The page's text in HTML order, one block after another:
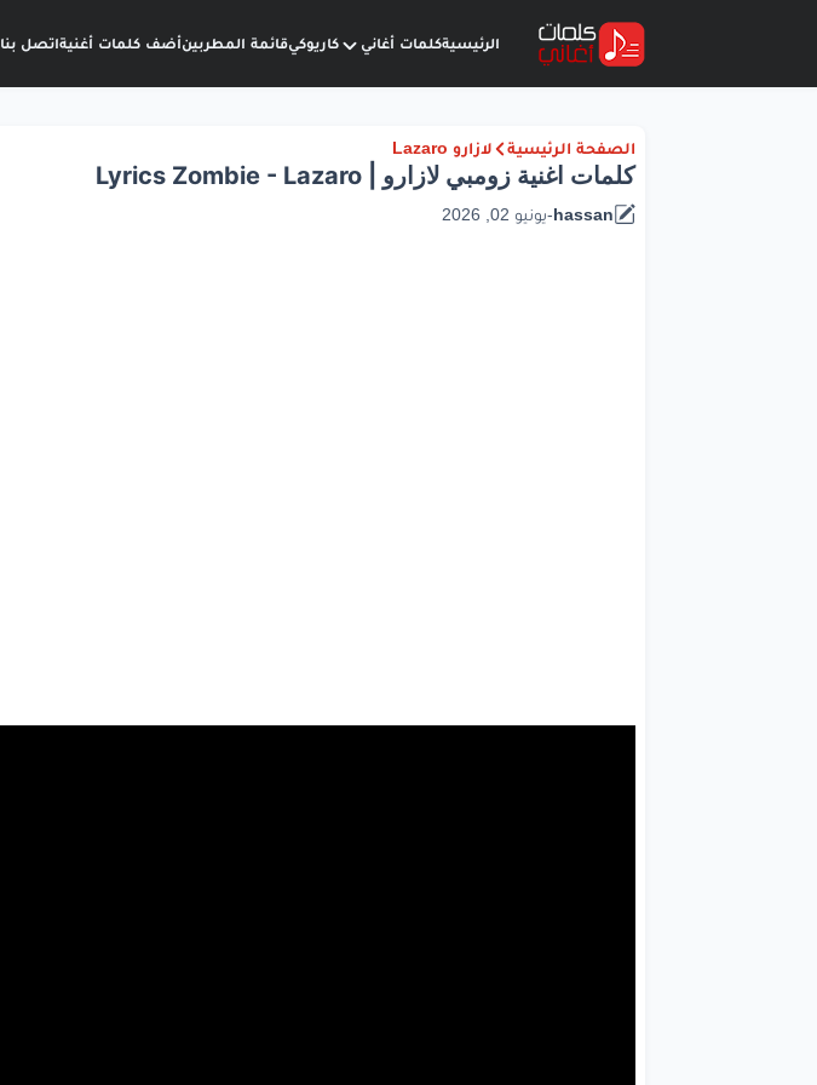
الرئيسيةكلمات أغاني كاريوكيقائمة المطربينأضف كلمات أغنيةاتصل بنا
الصفحة الرئيسية لازارو Lazaro
كلمات اغنية زومبي لازارو | Lyrics Zombie - Lazaro
hassan
-يونيو 02, 2026